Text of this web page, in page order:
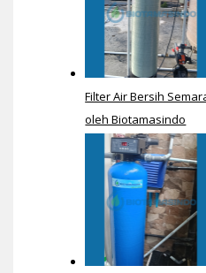
Filter Air Bersih
oleh Biotamasindo